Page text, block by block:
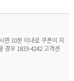
면 10분 이내로 쿠폰이 지
경우 1833-4242 고객센